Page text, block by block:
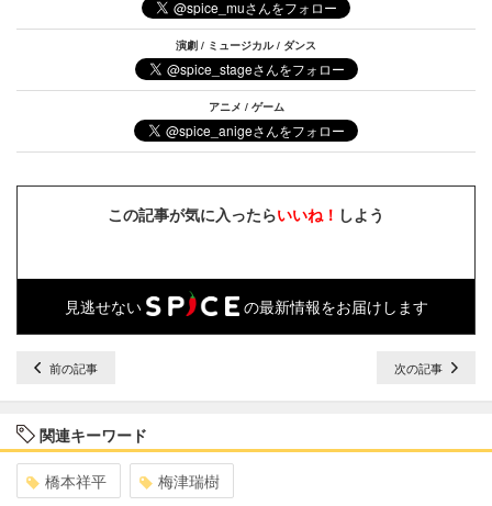
演劇 / ミュージカル / ダンス
アニメ / ゲーム
この記事が気に入ったらいいね！ しよう
見逃せない の最新情報をお届けします
前の記事 次の記事
関連キーワード
橋本祥平 梅津瑞樹